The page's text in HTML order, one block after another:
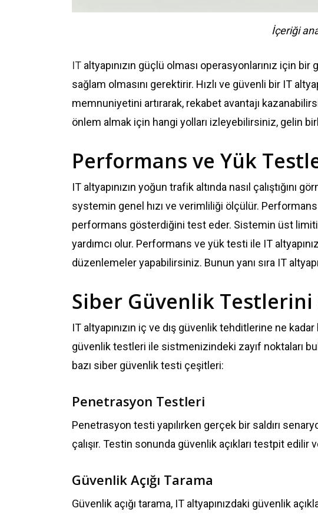
İçeriği
IT altyapınızın güçlü olması operasyonlarınız için
sağlam olmasını gerektirir. Hızlı ve güvenli bir IT
memnuniyetini artırarak, rekabet avantajı
önlem almak için hangi yolları izleyebilirsiniz, gelin
Performans ve Yük
IT altyapınızın yoğun trafik altında nasıl
systemin genel hızı ve verimliliği ölçülür.
performans gösterdiğini test eder. Sistemin üst
yardımcı olur. Performans ve yük testi ile IT
düzenlemeler yapabilirsiniz. Bunun yanı sıra IT
Siber Güvenlik
IT altyapınızın iç ve dış güvenlik tehditlerine ne
güvenlik testleri ile sistmenizindeki zayıf noktaları
bazı siber güvenlik testi çeşitleri:
Penetrasyon Testleri
Penetrasyon testi yapılırken gerçek bir saldırı
çalışır. Testin sonunda güvenlik açıkları testpit edilir
Güvenlik Açığı Tarama
Güvenlik açığı tarama, IT altyapınızdaki güvenlik